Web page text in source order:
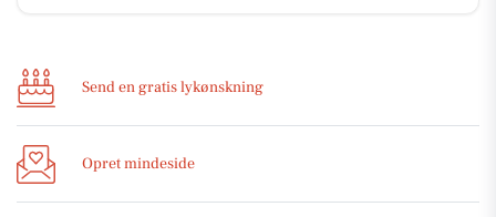
Send en gratis lykønskning
Opret mindeside